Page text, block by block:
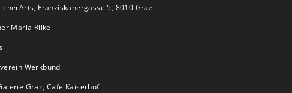
Franziskanergasse 5, 8010 Graz
Maria Rilke
Werkbund
Graz, Cafe Kaiserhof